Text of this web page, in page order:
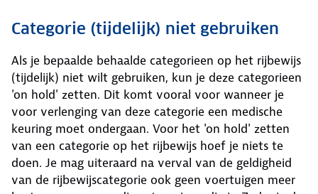
Categorie (tijdelijk) niet gebruiken
Als je bepaalde behaalde categorieen op het rijbewijs
(tijdelijk) niet wilt gebruiken, kun je deze categorieen
'on hold' zetten. Dit komt vooral voor wanneer je
voor verlenging van deze categorie een medische
keuring moet ondergaan. Voor het 'on hold' zetten
van een categorie op het rijbewijs hoef je niets te
doen. Je mag uiteraard na verval van de geldigheid
van de rijbewijscategorie ook geen voertuigen meer